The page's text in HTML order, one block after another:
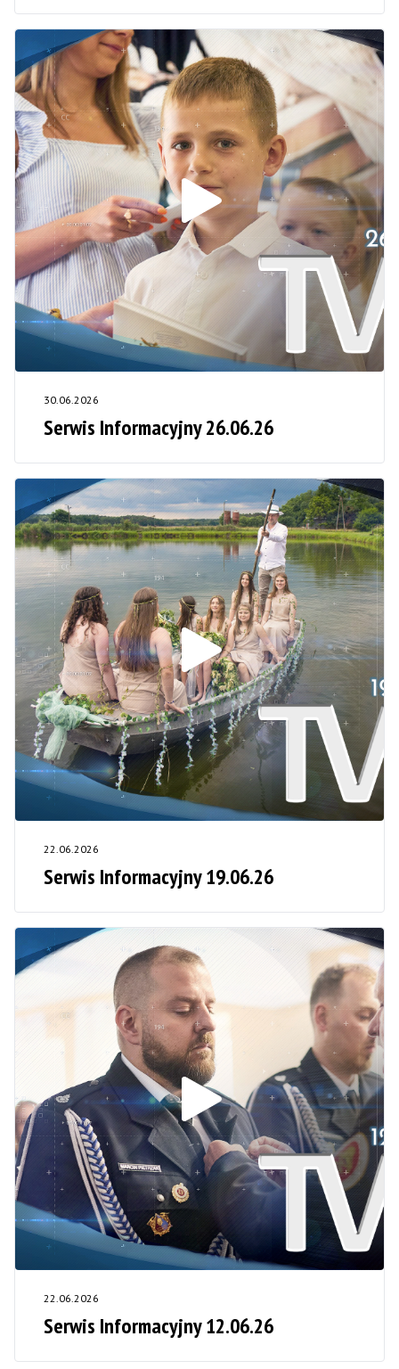
30.06.2026
Serwis Informacyjny 26.06.26
22.06.2026
Serwis Informacyjny 19.06.26
22.06.2026
Serwis Informacyjny 12.06.26